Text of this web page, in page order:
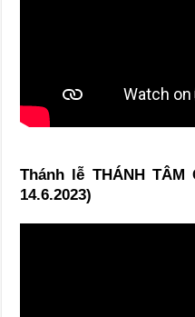
Thánh lễ THÁNH TÂM
14.6.2023)